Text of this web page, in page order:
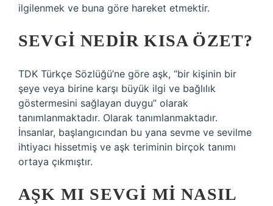
ilgilenmek ve buna göre hareket etmektir.
SEVGI NEDIR KISA ÖZET?
TDK Türkçe Sözlüğü’ne göre aşk, “bir kişinin bir
şeye veya birine karşı büyük ilgi ve bağlılık
göstermesini sağlayan duygu” olarak
tanımlanmaktadır. Olarak tanımlanmaktadır.
İnsanlar, başlangıcından bu yana sevme ve sevilme
ihtiyacı hissetmiş ve aşk teriminin birçok tanımı
ortaya çıkmıştır.
AŞK MI SEVGI MI NASIL